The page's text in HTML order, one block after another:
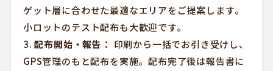
ゲット層に合わせた最適なエリアをご提案します。
小ロットのテスト配布も大歓迎です。
3.配布開始・報告： 印刷から一括でお引き受けし、
GPS管理のもと配布を実施。配布完了後は報告書に